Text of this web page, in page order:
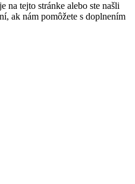
na tejto stránke alebo ste našli
ak nám pomôžete s doplnením